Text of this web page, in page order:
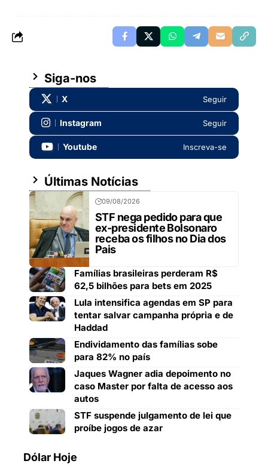
Siga-nos
X Seguir
Instagram Seguir
Youtube Inscreva-se
Últimas Notícias
09/08/2026
STF nega pedido para que
ex-presidente Bolsonaro
receba os filhos no Dia dos
Pais
Famílias brasileiras perderam R$
62,5 bilhões para bets em 2025
Lula intensifica agendas em SP para
tentar salvar campanha própria e de
Haddad
Endividamento das famílias sobe
para 82% no país
Jaques Wagner adia depoimento no
caso Master por falta de acesso aos
autos
STF suspende julgamento de lei que
proíbe jogos de azar
Dólar Hoje